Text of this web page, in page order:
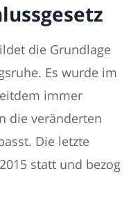
die Grundlage
Es wurde im
immer
die veränderten
Die letzte
statt und bezog